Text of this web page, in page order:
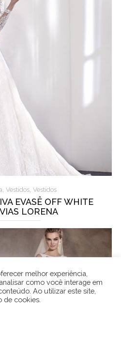
, Vestidos, Vestidos
EVASÊ OFF WHITE
LORENA
melhor experiência,
como você interage em
Ao utilizar este site,
cookies.